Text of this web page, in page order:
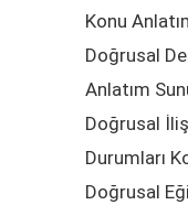
Konu
Doğrusal
Anlatım
Doğrusal
Durumları
Doğrusal